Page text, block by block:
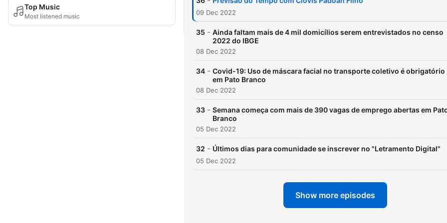
Top Music
Most listened music 09 Dec 2022
35 - Ainda faltam mais de 4 mil domicílios serem entrevistados no censo
2022 do IBGE
08 Dec 2022
34 - Covid-19: Uso de máscara facial no transporte coletivo é obrigatório
em Pato Branco
08 Dec 2022
33 - Semana começa com mais de 390 vagas de emprego abertas em
Branco
05 Dec 2022
32 - Últimos dias para comunidade se inscrever no "Letramento Digital"
05 Dec 2022
Show more episodes